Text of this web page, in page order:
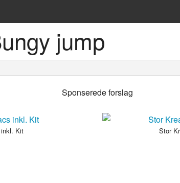
jump
Sponserede forslag
Kit Stor